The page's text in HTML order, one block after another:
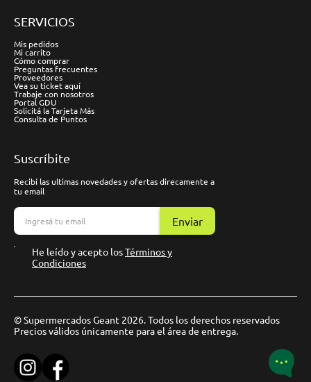
SERVICIOS
Mis pedidos
Mi carrito
Cómo comprar
Preguntas frecuentes
Proveedores
Vea su ticket aquí
Trabaje con nosotros
Portal GDU
Solicitá la Tarjeta Más
Consulta de Puntos
Suscríbite
Recibí las ultimas novedades y ofertas direcamente a
tu email
Enviar
He leído y acepto losTérminos y
Condiciones
© Supermercados Geant 2026. Todos los derechos reservados
Precios válidos únicamente para el área de entrega.